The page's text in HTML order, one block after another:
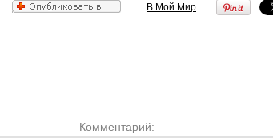
В Мой Мир
Комментарий: